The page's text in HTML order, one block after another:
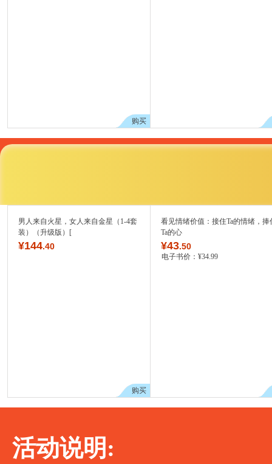
购买
男人来自火星，女人来自金星（1-4套
装）（升级版）[
¥144.40
购买
看见情绪价值：接住Ta的情绪，捧
Ta的心
¥43.50
电子书价： ¥34.99
活动说明: